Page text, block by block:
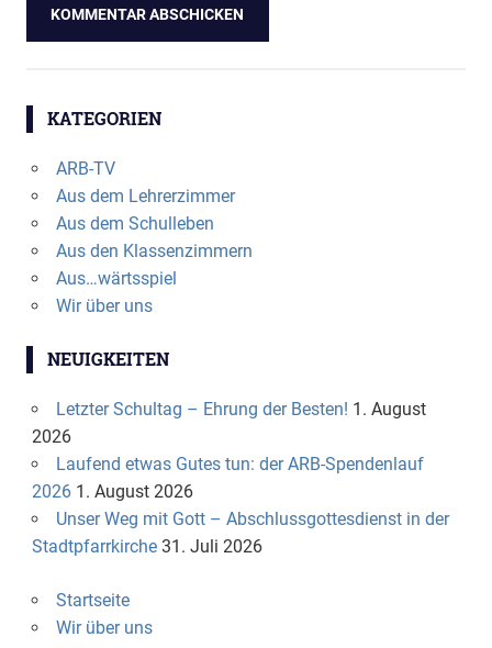
KATEGORIEN
ARB-TV
Aus dem Lehrerzimmer
Aus dem Schulleben
Aus den Klassenzimmern
Aus…wärtsspiel
Wir über uns
NEUIGKEITEN
Letzter Schultag – Ehrung der Besten! 1. August
2026
Laufend etwas Gutes tun: der ARB-Spendenlauf
2026 1. August 2026
Unser Weg mit Gott – Abschlussgottesdienst in der
Stadtpfarrkirche 31. Juli 2026
Startseite
Wir über uns